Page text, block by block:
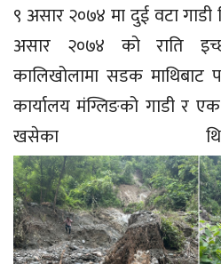
९ असार २०७४ मा दुई वटा गाडी
असार २०७४ को राति
कालिखोलामा सडक माथिबाट
कार्यालय मंग्लिङको गाडी र
खसेका